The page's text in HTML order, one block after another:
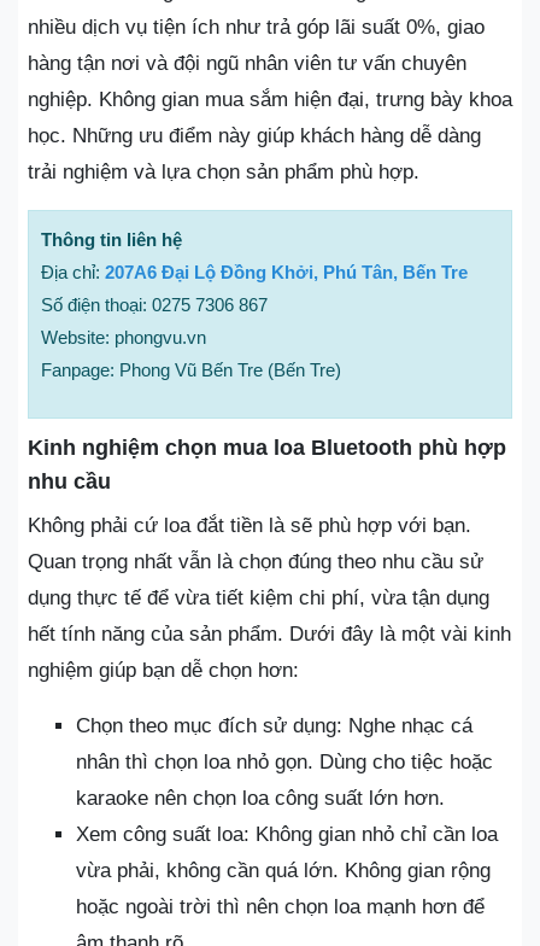
nhiều dịch vụ tiện ích như trả góp lãi suất 0%, giao
hàng tận nơi và đội ngũ nhân viên tư vấn chuyên
nghiệp. Không gian mua sắm hiện đại, trưng bày khoa
học. Những ưu điểm này giúp khách hàng dễ dàng
trải nghiệm và lựa chọn sản phẩm phù hợp.
Thông tin liên hệ
Địa chỉ: 207A6 Đại Lộ Đồng Khởi, Phú Tân, Bến Tre
Số điện thoại: 0275 7306 867
Website: phongvu.vn
Fanpage: Phong Vũ Bến Tre (Bến Tre)
Kinh nghiệm chọn mua loa Bluetooth phù hợp
nhu cầu
Không phải cứ loa đắt tiền là sẽ phù hợp với bạn.
Quan trọng nhất vẫn là chọn đúng theo nhu cầu sử
dụng thực tế để vừa tiết kiệm chi phí, vừa tận dụng
hết tính năng của sản phẩm. Dưới đây là một vài kinh
nghiệm giúp bạn dễ chọn hơn:
Chọn theo mục đích sử dụng: Nghe nhạc cá
nhân thì chọn loa nhỏ gọn. Dùng cho tiệc hoặc
karaoke nên chọn loa công suất lớn hơn.
Xem công suất loa: Không gian nhỏ chỉ cần loa
vừa phải, không cần quá lớn. Không gian rộng
hoặc ngoài trời thì nên chọn loa mạnh hơn để